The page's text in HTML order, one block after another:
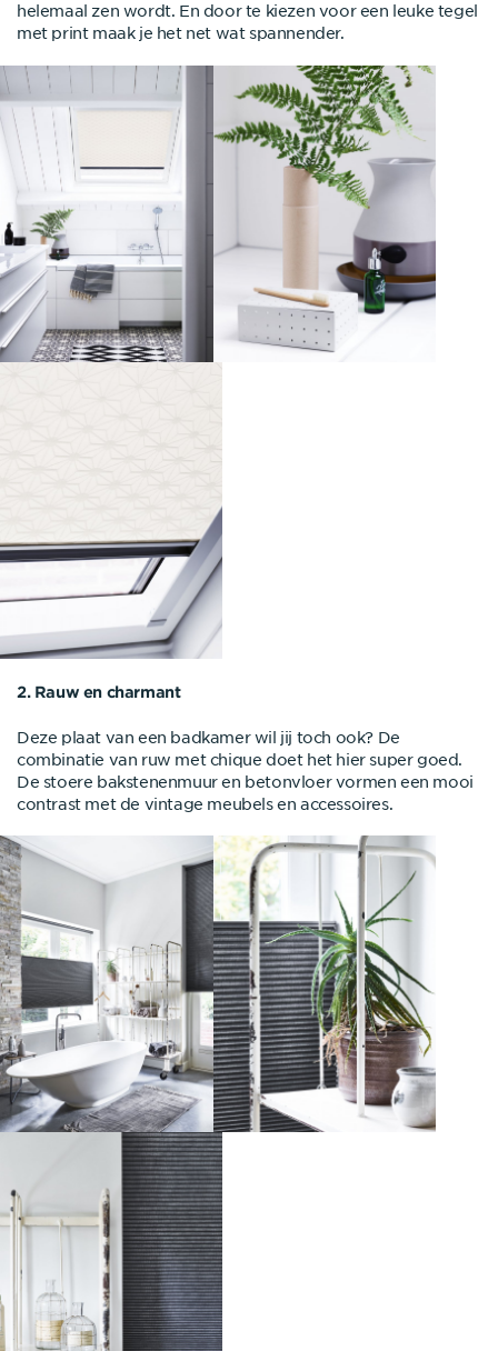
helemaal zen wordt. En door te kiezen voor een leuke tegel
met print maak je het net wat spannender.
2. Rauw en charmant
Deze plaat van een badkamer wil jij toch ook? De
combinatie van ruw met chique doet het hier super goed.
De stoere bakstenenmuur en betonvloer vormen een mooi
contrast met de vintage meubels en accessoires.